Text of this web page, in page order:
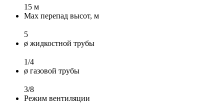
15 м
Max перепад высот, м
5
ø жидкостной трубы
1/4
ø газовой трубы
3/8
Режим вентиляции